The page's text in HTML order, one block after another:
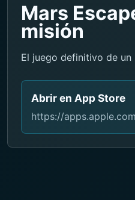
Mars
misión
El juego definitivo de un
Abrir en App Store
https://